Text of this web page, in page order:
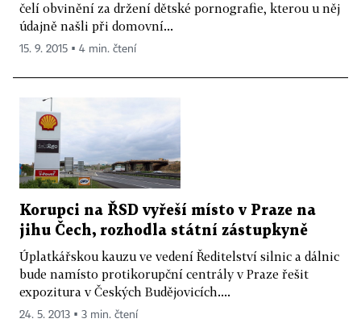
čelí obvinění za držení dětské pornografie, kterou u něj
údajně našli při domovní...
15. 9. 2015 ▪ 4 min. čtení
Korupci na ŘSD vyřeší místo v Praze na
jihu Čech, rozhodla státní zástupkyně
Úplatkářskou kauzu ve vedení Ředitelství silnic a dálnic
bude namísto protikorupční centrály v Praze řešit
expozitura v Českých Budějovicích....
24. 5. 2013 ▪ 3 min. čtení